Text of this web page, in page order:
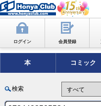
ログイン 会員登録
本 コミック
検索